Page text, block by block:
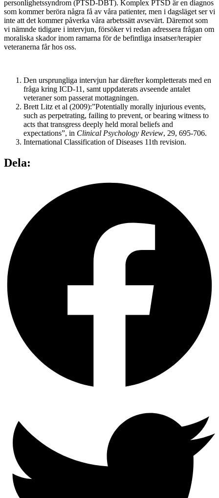
personlighetssyndrom (PTSD-DBT). Komplex PTSD är en diagnos
som kommer beröra några få av våra patienter, men i dags­läget ser vi
inte att det kommer påverka våra arbetssätt avsevärt. Däremot som
vi nämnde tidigare i intervjun, försöker vi redan adressera frågan om
moraliska skador inom ramarna för de befintliga insatser/terapier
vetera­nerna får hos oss.
Den ursprungliga intervjun har därefter kompletterats med en
fråga kring ICD-11, samt uppdaterats avseende antalet
veteraner som pas­serat mottagningen.
Brett Litz et al (2009):”Potentially morally injurious events,
such as perpetrating, failing to prevent, or bearing witness to
acts that transgress deeply held moral beliefs and
expectations”, in Clinical Psychology Review, 29, 695-706.
International Classification of Diseases 11th revision.
Dela: